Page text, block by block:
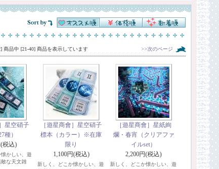
商品中 [21-40] 商品を表示しています >>次のページ
星空硝子
種）
(税込)
かしい、遊
な天文雑
［遊星商會］星空硝子
標本（カラー）※在庫
限り
1,100円(税込)
新しく、どこか懐かしい、遊
［遊星商會］星紙絢
爛・春宵（クリアファ
イルset）
2,200円(税込)
新しく、どこか懐かしい、遊